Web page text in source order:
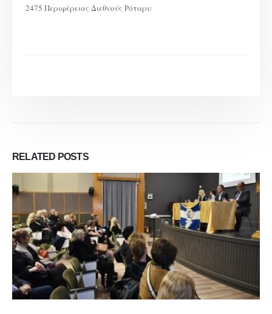
2475 Περιφέρειας Διεθνούς Ρόταρυ
RELATED POSTS